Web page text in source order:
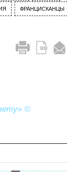
ФРАНЦИСКАНЦЫ
©